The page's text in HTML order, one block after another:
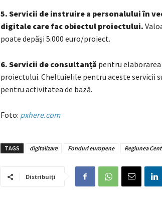
5. Servicii de instruire a personalului în
digitale care fac obiectul proiectului.
poate depăși 5.000 euro/proiect.
6. Servicii de consultanță pentru
proiectului. Cheltuielile pentru aceste servicii
pentru activitatea de bază.
Foto: pxhere.com
TAGS digitalizare Fonduri europene Regiunea
Distribuiți